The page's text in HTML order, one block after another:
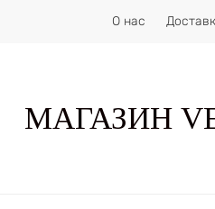
О нас
МАГАЗИН